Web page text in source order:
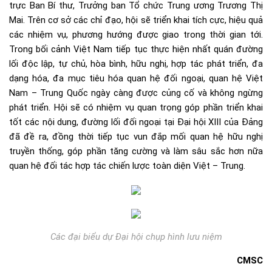
trực Ban Bí thư, Trưởng ban Tổ chức Trung ương Trương Thị
Mai. Trên cơ sở các chỉ đạo, hội sẽ triển khai tích cực, hiệu quả
các nhiệm vụ, phương hướng được giao trong thời gian tới.
Trong bối cảnh Việt Nam tiếp tục thực hiện nhất quán đường
lối độc lập, tự chủ, hòa bình, hữu nghị, hợp tác phát triển, đa
dạng hóa, đa mục tiêu hóa quan hệ đối ngoại, quan hệ Việt
Nam – Trung Quốc ngày càng được củng cố và không ngừng
phát triển. Hội sẽ có nhiệm vụ quan trọng góp phần triển khai
tốt các nội dung, đường lối đối ngoại tại Đại hội XIII của Đảng
đã đề ra, đồng thời tiếp tục vun đắp mối quan hệ hữu nghị
truyền thống, góp phần tăng cường và làm sâu sắc hơn nữa
quan hệ đối tác hợp tác chiến lược toàn diện Việt – Trung.
Các đại biểu dự Đại hội chụp hình lưu niệm
CMSC